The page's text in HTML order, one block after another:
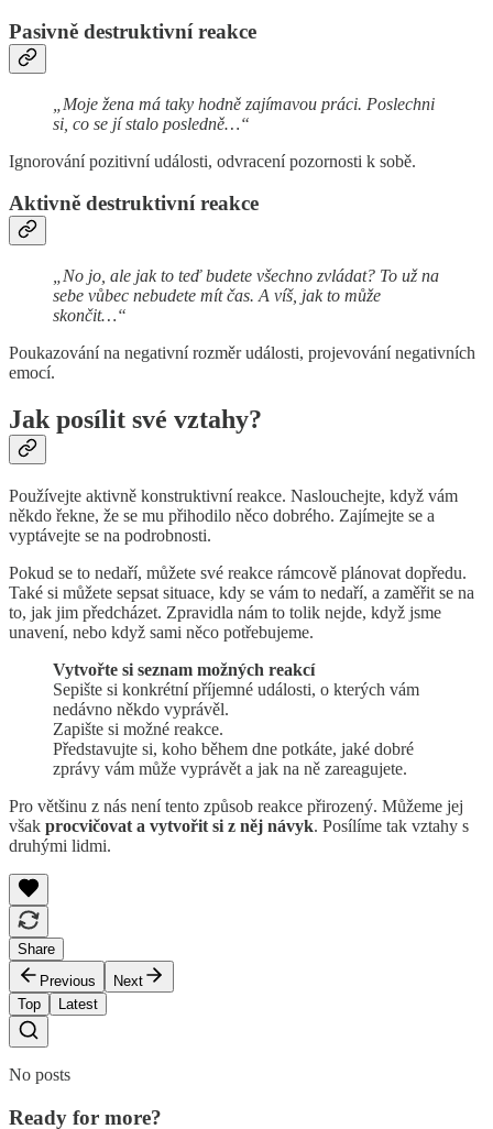
Pasivně destruktivní reakce
„Moje žena má taky hodně zajímavou práci. Poslechni
si, co se jí stalo posledně…“
Ignorování pozitivní události, odvracení pozornosti k sobě.
Aktivně destruktivní reakce
„No jo, ale jak to teď budete všechno zvládat? To už na
sebe vůbec nebudete mít čas. A víš, jak to může
skončit…“
Poukazování na negativní rozměr události, projevování negativních
emocí.
Jak posílit své vztahy?
Používejte aktivně konstruktivní reakce. Naslouchejte, když vám
někdo řekne, že se mu přihodilo něco dobrého. Zajímejte se a
vyptávejte se na podrobnosti.
Pokud se to nedaří, můžete své reakce rámcově plánovat dopředu.
Také si můžete sepsat situace, kdy se vám to nedaří, a zaměřit se na
to, jak jim předcházet. Zpravidla nám to tolik nejde, když jsme
unavení, nebo když sami něco potřebujeme.
Vytvořte si seznam možných reakcí
Sepište si konkrétní příjemné události, o kterých vám
nedávno někdo vyprávěl.
Zapište si možné reakce.
Představujte si, koho během dne potkáte, jaké dobré
zprávy vám může vyprávět a jak na ně zareagujete.
Pro většinu z nás není tento způsob reakce přirozený. Můžeme jej
však procvičovat a vytvořit si z něj návyk. Posílíme tak vztahy s
druhými lidmi.
Share
Previous
Next
Top
Latest
No posts
Ready for more?